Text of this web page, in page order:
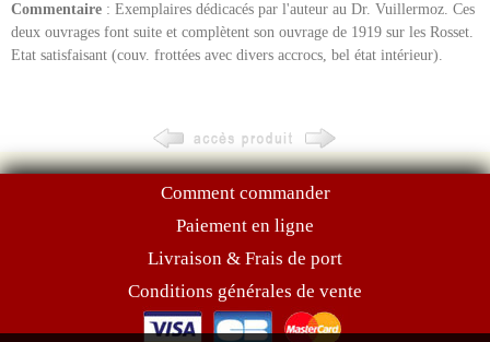
Commentaire : Exemplaires dédicacés par l'auteur au Dr. Vuillermoz. Ces
deux ouvrages font suite et complètent son ouvrage de 1919 sur les Rosset.
Etat satisfaisant (couv. frottées avec divers accrocs, bel état intérieur).
Comment commander
Paiement en ligne
Livraison & Frais de port
Conditions générales de vente